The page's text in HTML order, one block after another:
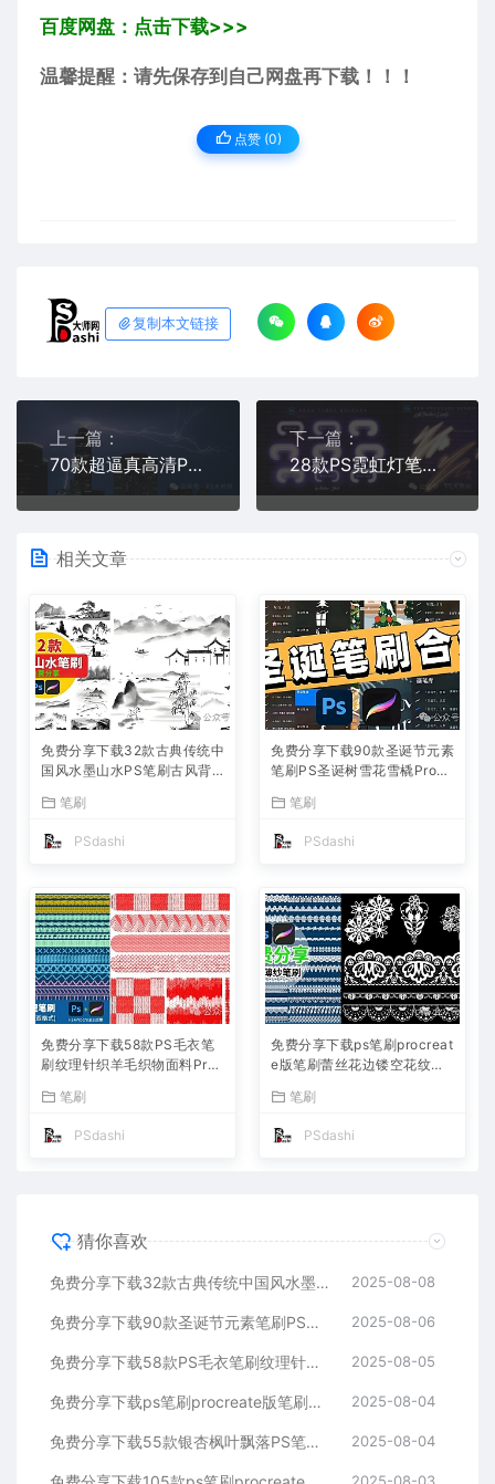
百度网盘：点击下载>>>
温馨提醒：请先保存到自己网盘再下载！！！
点赞 (0)
复制本文链接
上一篇：
70款超逼真高清PS闪电雷电电流特效笔刷免费分享下载素材效果光线火花雷雨天电击离子预设后期合成画笔电商平面设计师免抠打闪图片
下一篇：
28款PS霓虹灯笔刷赛博朋克风格免费分享下载素材库PS大师网电商平面设计公司广告宣传海报模板荧光资源效果画笔光绘发光灯管光效画笔
相关文章
免费分享下载32款古典传统中
国风水墨山水PS笔刷古风背
画国画毛笔设计网站壁纸飞白
手绘插画可商用
笔刷
PSdashi
免费分享下载90款圣诞节元素
笔刷PS圣诞树雪花雪橇Procr
计宣传海报素材绘画背景图片
合集公司网站
笔刷
PSdashi
免费分享下载58款PS毛衣笔
刷纹理针织羊毛织物面料Proc
师网背景底纹Photoshop绘画
笔刷
PSdashi
免费分享下载ps笔刷procreat
e版笔刷蕾丝花边镂空花纹刺
大师网Photoshop绘画电商设
笔刷
PSdashi
猜你喜欢
免费分享下载32款古典传统中国风水墨山水PS笔刷古风背景图片素材Procreate水彩绘画国画毛笔设计网站壁纸飞白手绘插画可商用 2025-08-08
免费分享下载90款圣诞节元素笔刷PS圣诞树雪花雪橇Procreate装饰驯鹿礼物圣诞老人设计宣传海报素材绘画背景图片合集公司网站 2025-08-06
免费分享下载58款PS毛衣笔刷纹理针织羊毛织物面料Procreate笔刷布料服饰素材PS大师网背景底纹Photoshop绘画插画 2025-08-05
免费分享下载ps笔刷procreate版笔刷蕾丝花边镂空花纹刺绣缎带服饰婚纱服装布料PS大师网Photoshop绘画电商设计素材 2025-08-04
免费分享下载55款银杏枫叶飘落PS笔刷procreate素材秋天秋季落叶散落背景图片摄影后期效果可免费商用PS大师网影楼设计照片 2025-08-04
2025-08-03